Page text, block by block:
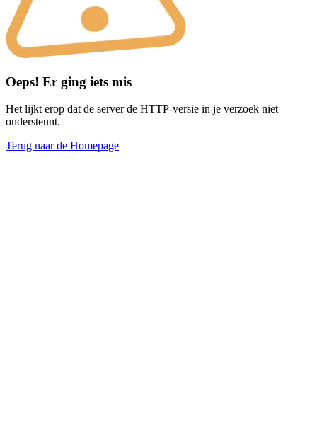
Oeps! Er ging iets mis
Het lijkt erop dat de server de HTTP-versie in je verzoek niet
ondersteunt.
Terug naar de Homepage